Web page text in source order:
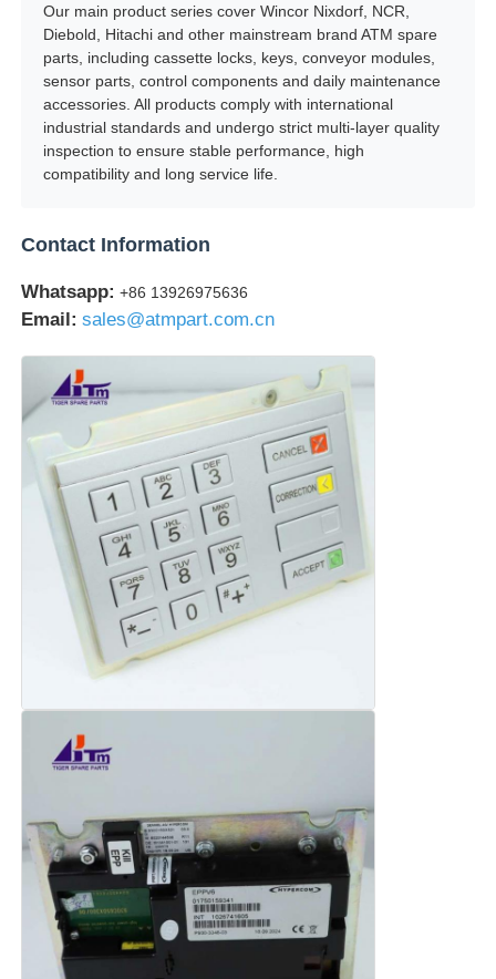
Τμήματα ΑΤΜ Glory NMD
Τμήματα ΑΤΜ OKI
Μέρη ATM Genmega
Bill Acceptor
Διαλογιστής τραπεζογραμματίων
μετρητής λογαριασμών
Εκτυπωτής καρτών
μηχάνημα POS
Ανταλλακτικά ATM
Μηχάνημα ΑΤΜ
Ανακυκλωτής νομισμάτων
Our main product series cover Wincor Nixdorf, NCR,
Diebold, Hitachi and other mainstream brand ATM spare
parts, including cassette locks, keys, conveyor modules,
sensor parts, control components and daily maintenance
accessories. All products comply with international
industrial standards and undergo strict multi-layer quality
inspection to ensure stable performance, high
compatibility and long service life.
Contact Information
Whatsapp: +86 13926975636
Email: sales@atmpart.com.cn